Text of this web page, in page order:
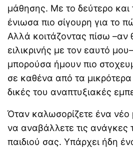
μάθησης. Με το δεύτερο και
ένιωσα πιο σίγουρη για το
Αλλά κοιτάζοντας πίσω –αν
ειλικρινής με τον εαυτό
μπορούσα ήμουν πιο
σε καθένα από τα μικρότερα
δικές του αναπτυξιακές
Όταν καλωσορίζετε ένα νέο
να αναβάλλετε τις ανάγκες
παιδιού σας. Υπάρχει ήδη